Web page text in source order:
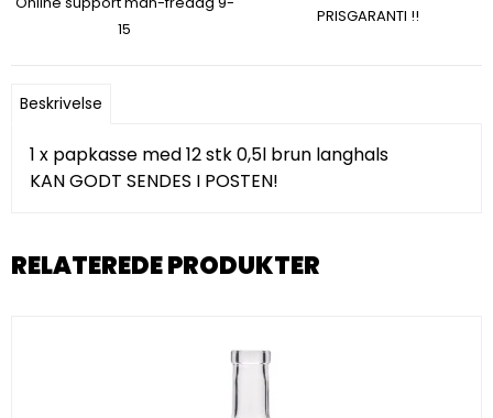
15
PRISGARANTI !!
Beskrivelse
1 x papkasse med 12 stk 0,5l brun langhals
KAN GODT SENDES I POSTEN!
RELATEREDE PRODUKTER